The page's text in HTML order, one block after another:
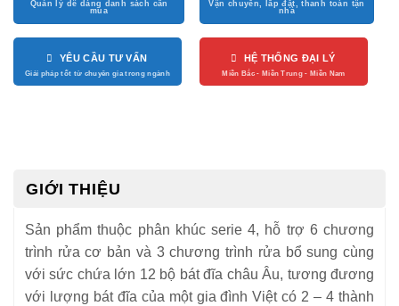
YÊU CẦU TƯ VẤN HỆ THỐNG ĐẠI LÝ
GIỚI THIỆU
Sản phẩm thuộc phân khúc serie 4, hỗ trợ 6 chương
trình rửa cơ bản và 3 chương trình rửa bổ sung cùng
với sức chứa lớn 12 bộ bát đĩa châu Âu, tương đương
với lượng bát đĩa của một gia đình Việt có 2 – 4 thành